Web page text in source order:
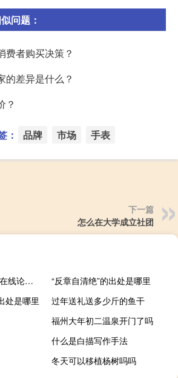
问题：
费者购买决策？
的差异是什么？
？
： 品牌 市场 手表
下一篇
怎么在大学成立社团
临泉在线新闻（临泉在线论坛）
“反章自清绝”的出处是哪里
处是哪里
过年送礼送多少斤的鱼干
福州大年初二温泉开门了吗
什么是白描写作手法
冬天可以移植杨树吗吗